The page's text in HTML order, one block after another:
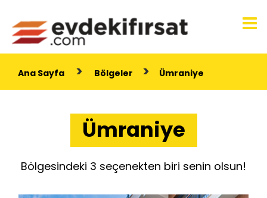
Ana Sayfa > Bölgeler > Ümraniye
Ümraniye
Bölgesindeki 3 seçenekten biri senin olsun!